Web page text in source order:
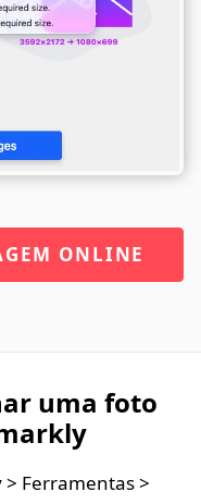
ONLINE
uma foto
Ferramentas >